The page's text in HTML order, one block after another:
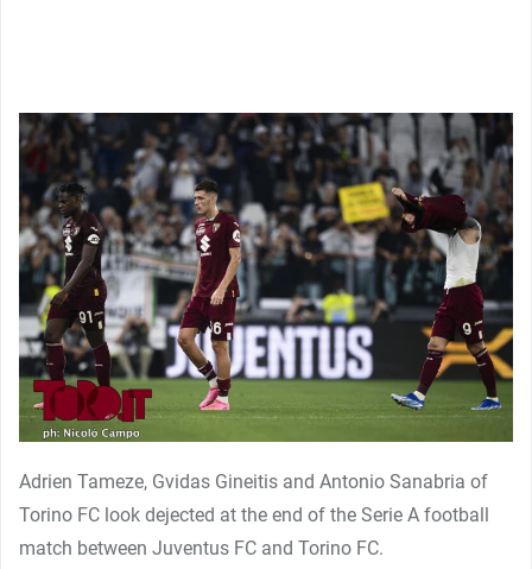
Adrien Tameze, Gvidas Gineitis and Antonio Sanabria of
Torino FC look dejected at the end of the Serie A football
match between Juventus FC and Torino FC.